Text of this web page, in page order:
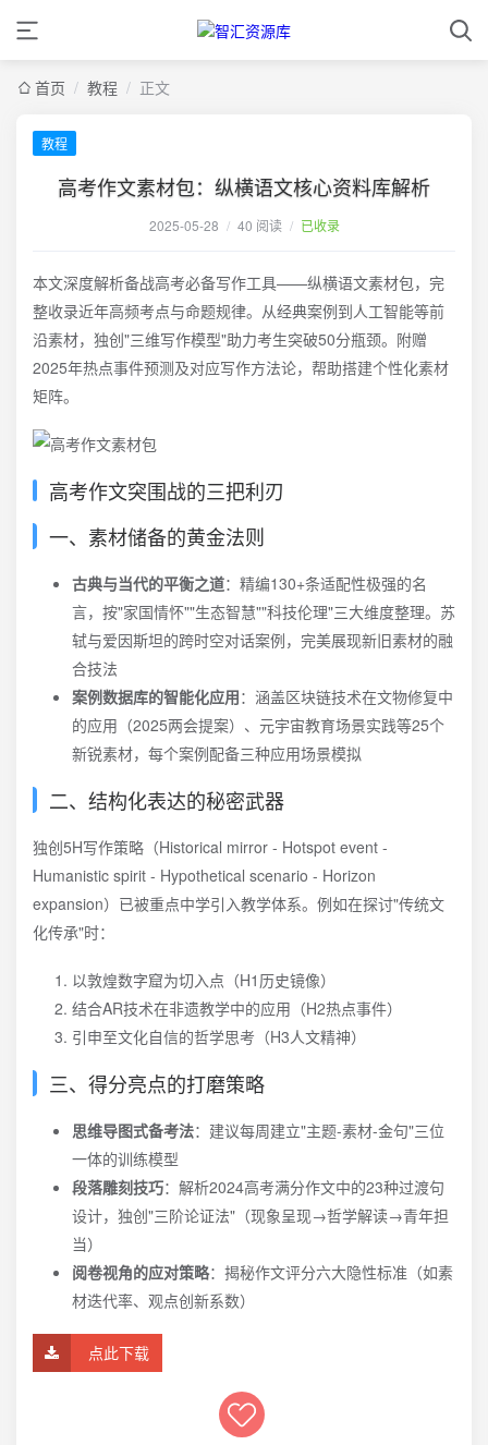
首页 / 教程 / 正文
教程
高考作文素材包：纵横语文核心资料库解析
2025-05-28 / 40 阅读 / 已收录
本文深度解析备战高考必备写作工具——纵横语文素材包，完
整收录近年高频考点与命题规律。从经典案例到人工智能等前
沿素材，独创"三维写作模型"助力考生突破50分瓶颈。附赠
2025年热点事件预测及对应写作方法论，帮助搭建个性化素材
矩阵。
高考作文突围战的三把利刃
一、素材储备的黄金法则
古典与当代的平衡之道：精编130+条适配性极强的名
言，按"家国情怀""生态智慧""科技伦理"三大维度整理。苏
轼与爱因斯坦的跨时空对话案例，完美展现新旧素材的融
合技法
案例数据库的智能化应用：涵盖区块链技术在文物修复中
的应用（2025两会提案）、元宇宙教育场景实践等25个
新锐素材，每个案例配备三种应用场景模拟
二、结构化表达的秘密武器
独创5H写作策略（Historical mirror - Hotspot event -
Humanistic spirit - Hypothetical scenario - Horizon
expansion）已被重点中学引入教学体系。例如在探讨"传统文
化传承"时：
以敦煌数字窟为切入点（H1历史镜像）
结合AR技术在非遗教学中的应用（H2热点事件）
引申至文化自信的哲学思考（H3人文精神）
三、得分亮点的打磨策略
思维导图式备考法：建议每周建立"主题-素材-金句"三位
一体的训练模型
段落雕刻技巧：解析2024高考满分作文中的23种过渡句
设计，独创"三阶论证法"（现象呈现→哲学解读→青年担
当）
阅卷视角的应对策略：揭秘作文评分六大隐性标准（如素
材迭代率、观点创新系数）
点此下载